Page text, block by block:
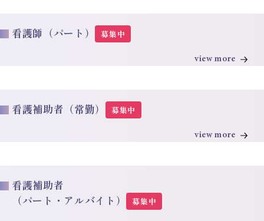
看護師（パート） 募集中
view more
看護補助者（常勤） 募集中
view more
看護補助者
（パート・アルバイト）
募集中